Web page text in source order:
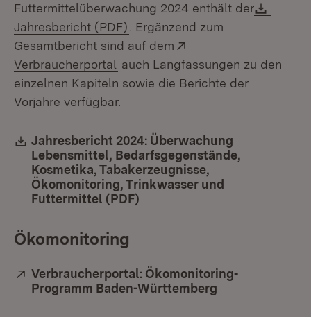
Futtermittelüberwachung 2024 enthält der
Jahresbericht (PDF) (Öffnet in neuem Fenster)
. Ergänzend zum
Gesamtbericht sind auf dem
Verbraucherportal (Öffnet in neuem Fenster)
auch Langfassungen zu den
einzelnen Kapiteln sowie die Berichte der
Vorjahre verfügbar.
Download:
Jahresbericht 2024: Überwachung
Lebensmittel, Bedarfsgegenstände,
Kosmetika, Tabakerzeugnisse,
Ökomonitoring, Trinkwasser und
Futtermittel (PDF)
Ökomonitoring
Extern:
Verbraucherportal: Ökomonitoring-
Programm Baden-Württemberg